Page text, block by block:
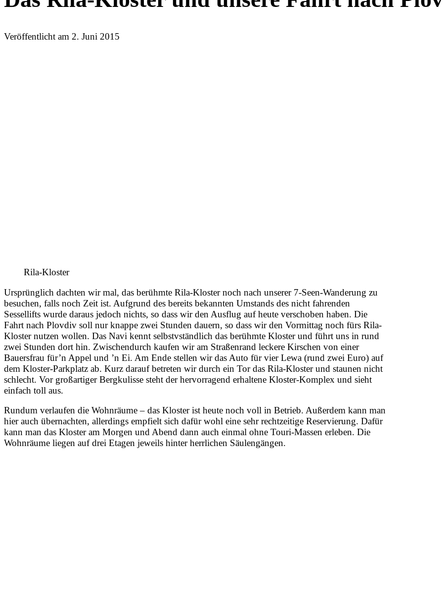
Veröffentlicht am 2. Juni 2015
Rila-Kloster
Ursprünglich dachten wir mal, das berühmte Rila-Kloster noch nach unserer 7-Seen-Wanderung zu
besuchen, falls noch Zeit ist. Aufgrund des bereits bekannten Umstands des nicht fahrenden
Sessellifts wurde daraus jedoch nichts, so dass wir den Ausflug auf heute verschoben haben. Die
Fahrt nach Plovdiv soll nur knappe zwei Stunden dauern, so dass wir den Vormittag noch fürs Rila-
Kloster nutzen wollen. Das Navi kennt selbstvständlich das berühmte Kloster und führt uns in rund
zwei Stunden dort hin. Zwischendurch kaufen wir am Straßenrand leckere Kirschen von einer
Bauersfrau für’n Appel und ’n Ei. Am Ende stellen wir das Auto für vier Lewa (rund zwei Euro) auf
dem Kloster-Parkplatz ab. Kurz darauf betreten wir durch ein Tor das Rila-Kloster und staunen nicht
schlecht. Vor großartiger Bergkulisse steht der hervorragend erhaltene Kloster-Komplex und sieht
einfach toll aus.
Rundum verlaufen die Wohnräume – das Kloster ist heute noch voll in Betrieb. Außerdem kann man
hier auch übernachten, allerdings empfielt sich dafür wohl eine sehr rechtzeitige Reservierung. Dafür
kann man das Kloster am Morgen und Abend dann auch einmal ohne Touri-Massen erleben. Die
Wohnräume liegen auf drei Etagen jeweils hinter herrlichen Säulengängen.